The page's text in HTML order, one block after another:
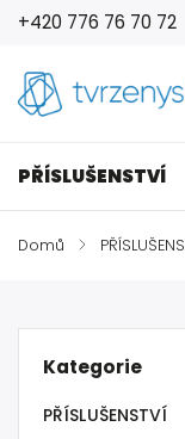
+420 776 76 70 72
PŘÍSLUŠENSTVÍ
Domů /
Kategorie
PŘÍSLUŠENSTVÍ